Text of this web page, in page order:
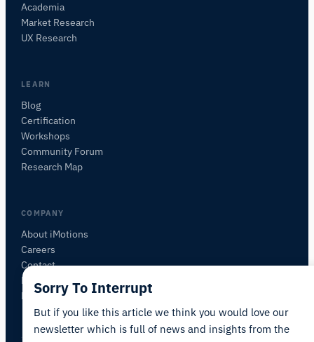
Academia
Market Research
UX Research
LEARN
Blog
Certification
Workshops
Community Forum
Research Map
COMPANY
About iMotions
Careers
Contact
My iMotions
Newsletter
研究方法、製品、センサー、SDK、リソースに
この記事について質問
この記事を要約
これをどう応用できますか？
Sorry To Interrupt
But if you like this article we think you would love our
newsletter which is full of news and insights from the